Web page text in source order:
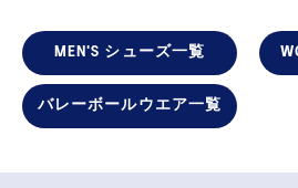
MEN'S シューズ一覧
バレーボールウエア一覧​